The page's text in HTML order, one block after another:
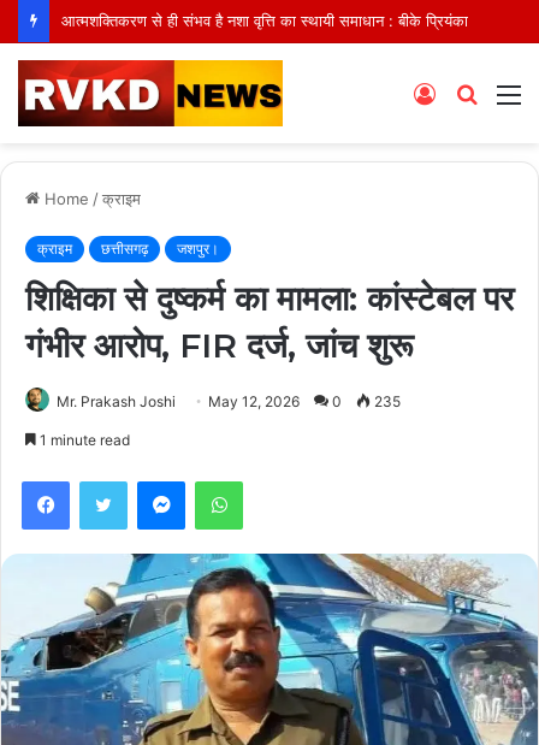
आत्मशक्तिकरण से ही संभव है नशा वृत्ति का स्थायी समाधान : बीके प्रियंका
Search
Log
Home /क्राइम
क्राइम छत्तीसगढ़ जशपुर।
शिक्षिका से दुष्कर्म का मामला: कांस्टेबल पर
गंभीर आरोप, FIR दर्ज, जांच शुरू
Mr. Prakash Joshi May 12, 2026 0 235
1 minute read
FacebookTwitter MessengerWhatsApp